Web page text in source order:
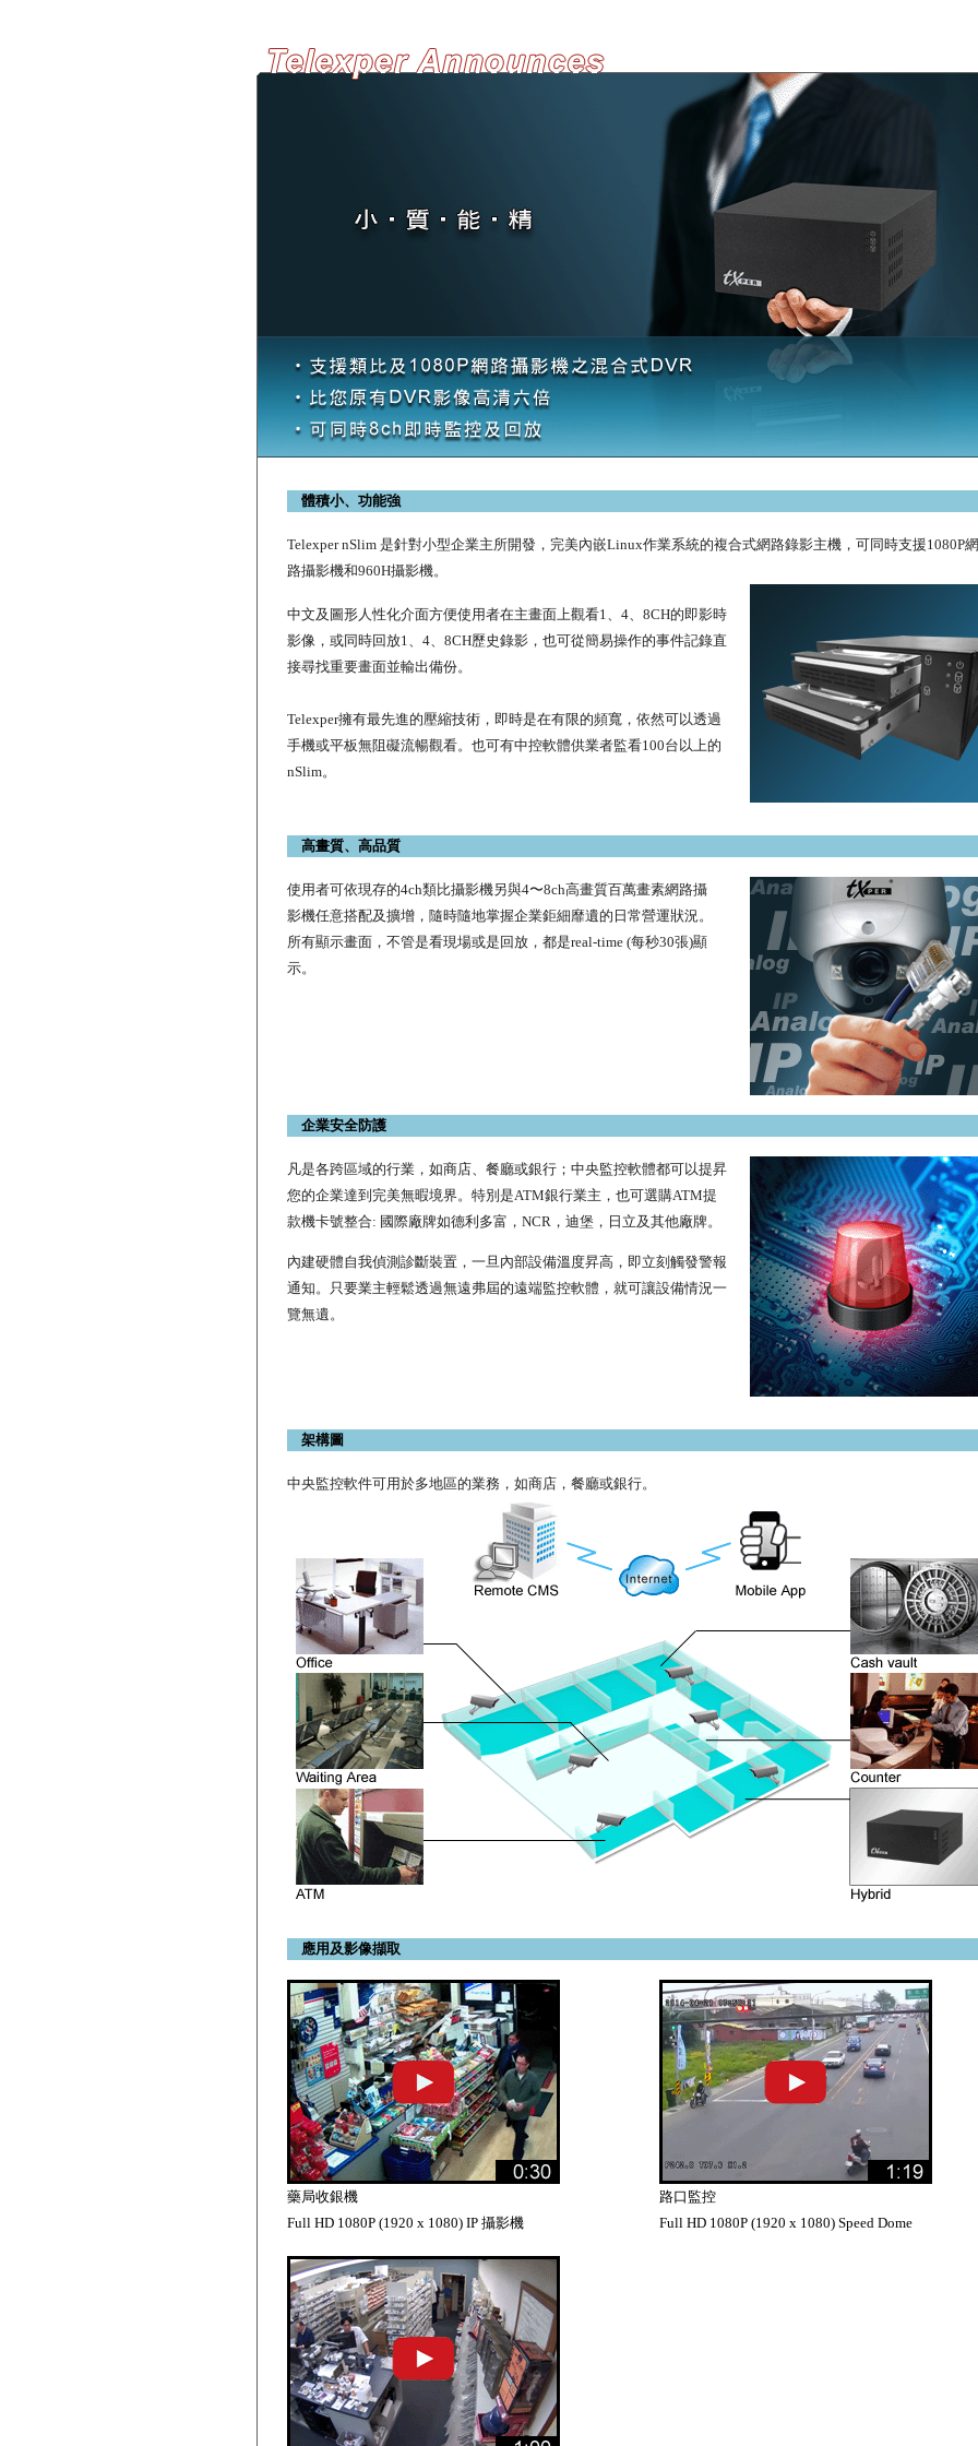
體積小、功能強
Telexper nSlim 是針對小型企業主所開發，完美內嵌Linux作業系統的複合式網路錄影主機，可同時支援1080P網
路攝影機和960H攝影機。
中文及圖形人性化介面方便使用者在主畫面上觀看1、4、8CH的即影時
影像，或同時回放1、4、8CH歷史錄影，也可從簡易操作的事件記錄直
接尋找重要畫面並輸出備份。
Telexper擁有最先進的壓縮技術，即時是在有限的頻寬，依然可以透過
手機或平板無阻礙流暢觀看。也可有中控軟體供業者監看100台以上的
nSlim。
高畫質、高品質
使用者可依現存的4ch類比攝影機另與4〜8ch高畫質百萬畫素網路攝
影機任意搭配及擴增，隨時隨地掌握企業鉅細靡遺的日常營運狀況。
所有顯示畫面，不管是看現場或是回放，都是real-time (每秒30張)顯
示。
企業安全防護
凡是各跨區域的行業，如商店、餐廳或銀行；中央監控軟體都可以提昇
您的企業達到完美無暇境界。特別是ATM銀行業主，也可選購ATM提
款機卡號整合: 國際廠牌如德利多富，NCR，迪堡，日立及其他廠牌。
內建硬體自我偵測診斷裝置，一旦內部設備溫度昇高，即立刻觸發警報
通知。只要業主輕鬆透過無遠弗屆的遠端監控軟體，就可讓設備情況一
覽無遺。
架構圖
中央監控軟件可用於多地區的業務，如商店，餐廳或銀行。
應用及影像擷取
藥局收銀機
Full HD 1080P (1920 x 1080) IP 攝影機
路口監控
Full HD 1080P (1920 x 1080) Speed Dome